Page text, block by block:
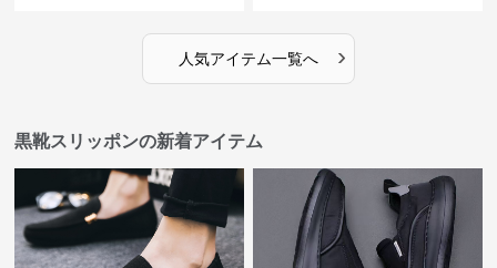
人気アイテム一覧へ ›
黒靴スリッポンの新着アイテム